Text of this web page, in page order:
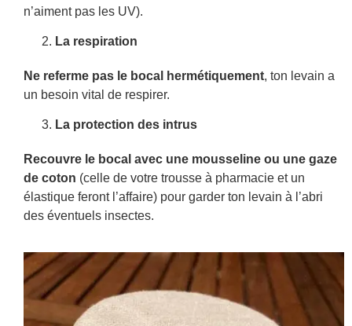
n’aiment pas les UV).
La respiration
Ne referme pas le bocal hermétiquement, ton levain a
un besoin vital de respirer.
La protection des intrus
Recouvre le bocal avec une mousseline ou une gaze
de coton (celle de votre trousse à pharmacie et un
élastique feront l’affaire) pour garder ton levain à l’abri
des éventuels insectes.